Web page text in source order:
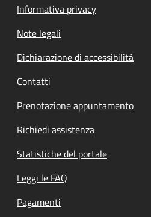
Informativa privacy
Note legali
Dichiarazione di accessibilità
Contatti
Prenotazione appuntamento
Richiedi assistenza
Statistiche del portale
Leggi le FAQ
Pagamenti